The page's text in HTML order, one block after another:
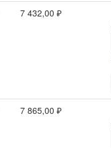
7 432,00 ₽
7 865,00 ₽